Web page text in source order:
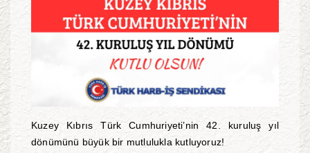
Kuzey Kıbrıs Türk Cumhuriyeti’nin 42. kuruluş yıl
dönümünü büyük bir mutlulukla kutluyoruz!